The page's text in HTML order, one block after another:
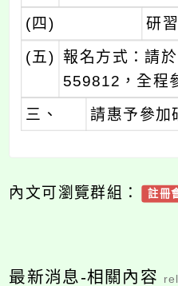
(四)
研
(五) 報名方式：請
559812，全程
三、
請惠予參加
內文可瀏覽群組： 註冊
最新消息-相關內容